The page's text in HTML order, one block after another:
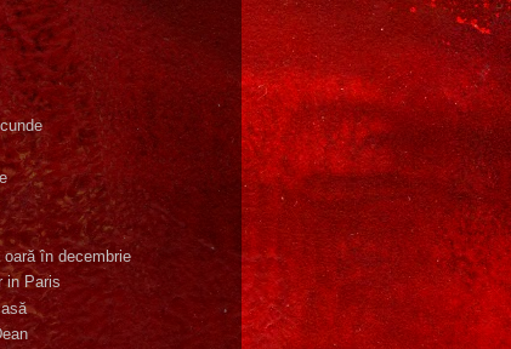
oară în decembrie
in Paris